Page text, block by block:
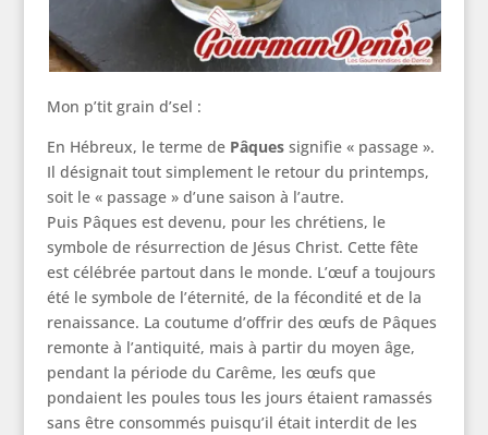
Mon p’tit grain d’sel :
En Hébreux, le terme de Pâquessignifie « passage ».
Il désignait tout simplement le retour du printemps,
soit le « passage » d’une saison à l’autre.
Puis Pâques est devenu, pour les chrétiens, le
symbole de résurrection de Jésus Christ. Cette fête
est célébrée partout dans le monde. L’œuf a toujours
été le symbole de l’éternité, de la fécondité et de la
renaissance. La coutume d’offrir des œufs de Pâques
remonte à l’antiquité, mais à partir du moyen âge,
pendant la période du Carême, les œufs que
pondaient les poules tous les jours étaient ramassés
sans être consommés puisqu’il était interdit de les